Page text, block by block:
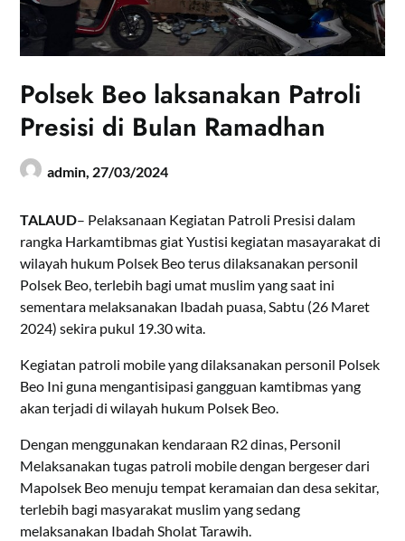
Polsek Beo laksanakan Patroli
Presisi di Bulan Ramadhan
admin, 27/03/2024
TALAUD– Pelaksanaan Kegiatan Patroli Presisi dalam
rangka Harkamtibmas giat Yustisi kegiatan masayarakat di
wilayah hukum Polsek Beo terus dilaksanakan personil
Polsek Beo, terlebih bagi umat muslim yang saat ini
sementara melaksanakan Ibadah puasa, Sabtu (26 Maret
2024) sekira pukul 19.30 wita.
Kegiatan patroli mobile yang dilaksanakan personil Polsek
Beo Ini guna mengantisipasi gangguan kamtibmas yang
akan terjadi di wilayah hukum Polsek Beo.
Dengan menggunakan kendaraan R2 dinas, Personil
Melaksanakan tugas patroli mobile dengan bergeser dari
Mapolsek Beo menuju tempat keramaian dan desa sekitar,
terlebih bagi masyarakat muslim yang sedang
melaksanakan Ibadah Sholat Tarawih.